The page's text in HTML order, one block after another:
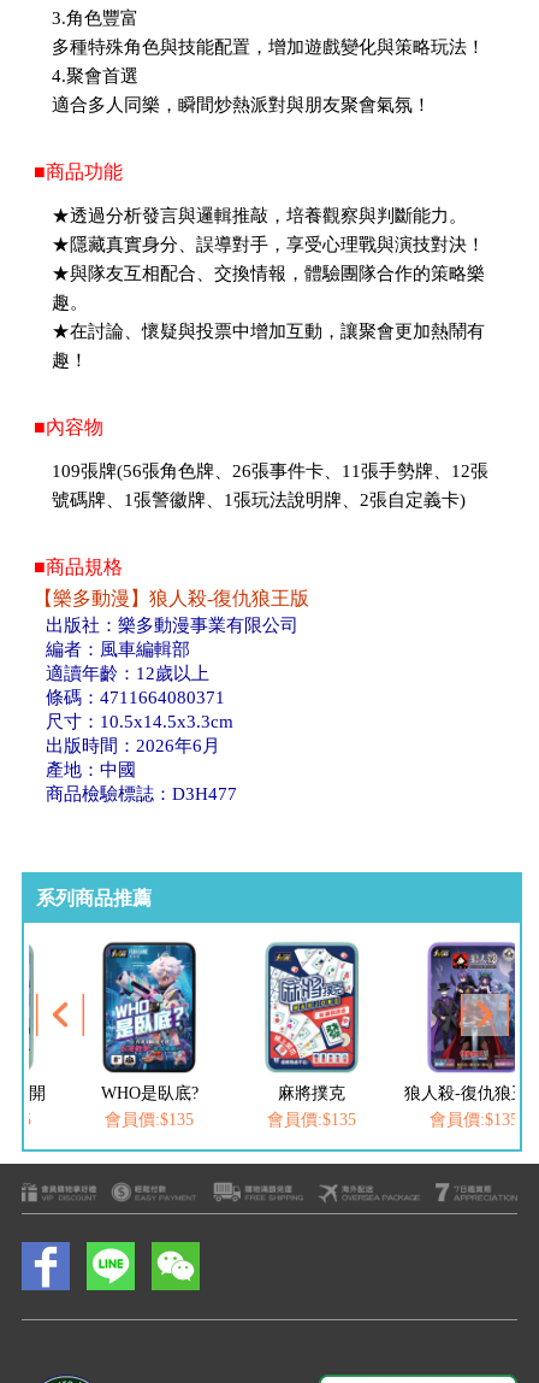
3.角色豐富
多種特殊角色與技能配置，增加遊戲變化與策略玩法！
4.聚會首選
適合多人同樂，瞬間炒熱派對與朋友聚會氣氛！
■商品功能
★透過分析發言與邏輯推敲，培養觀察與判斷能力。
★隱藏真實身分、誤導對手，享受心理戰與演技對決！
★與隊友互相配合、交換情報，體驗團隊合作的策略樂
趣。
★在討論、懷疑與投票中增加互動，讓聚會更加熱鬧有
趣！
■內容物
109張牌(56張角色牌、26張事件卡、11張手勢牌、12張
號碼牌、1張警徽牌、1張玩法說明牌、2張自定義卡)
■商品規格
【樂多動漫】狼人殺-復仇狼王版
出版社：樂多動漫事業有限公司
編者：風車編輯部
適讀年齡：12歲以上
條碼：4711664080371
尺寸：10.5x14.5x3.3cm
出版時間：2026年6月
產地：中國
商品檢驗標誌：D3H477
系列商品推薦
難開
WHO是臥底?
會員價:$135
麻將撲克
會員價:$135
狼人殺-復仇狼王
會員價:$135